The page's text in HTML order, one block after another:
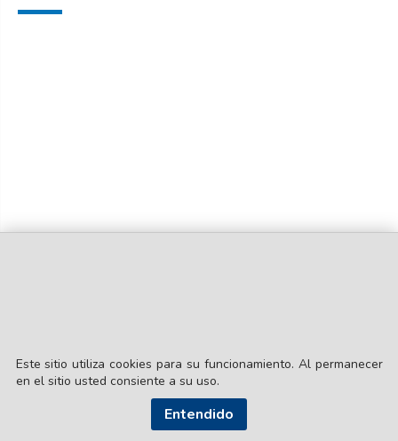
Director Editorial: Lic. Gustavo Eduardo Ick
Santiago del Estero / República Argentina
Este sitio utiliza cookies para su funcionamiento. Al permanecer
en el sitio usted consiente a su uso.
Entendido